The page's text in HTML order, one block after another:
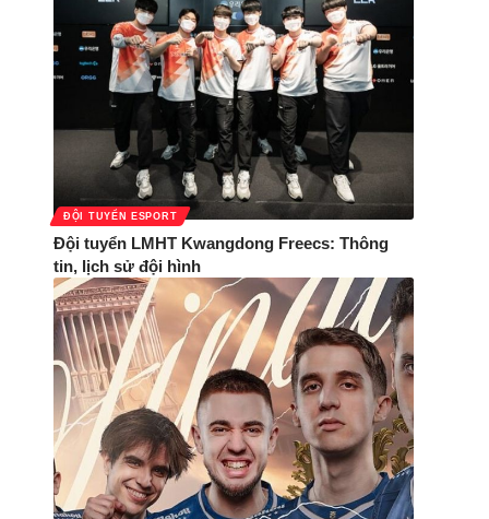
ĐỘI TUYỂN ESPORT
Đội tuyển LMHT Kwangdong Freecs: Thông
tin, lịch sử đội hình